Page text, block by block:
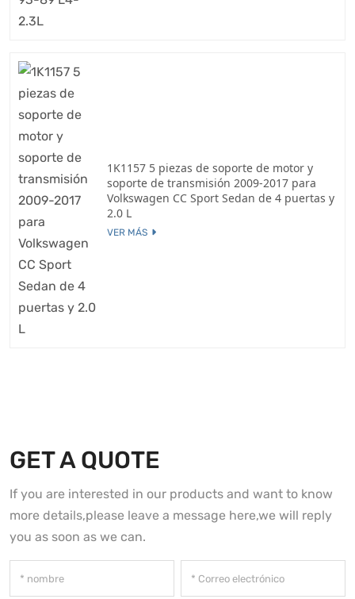
1K1157 5 piezas de soporte de motor y
soporte de transmisión 2009-2017 para
Volkswagen CC Sport Sedan de 4 puertas y
2.0 L
VER MÁS
GET A QUOTE
If you are interested in our products and want to know
more details,please leave a message here,we will reply
you as soon as we can.